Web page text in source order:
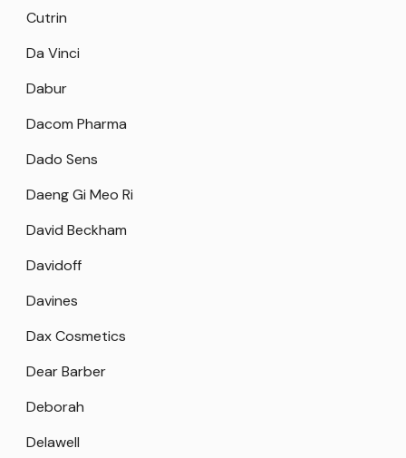
Cutrin
Da Vinci
Dabur
Dacom Pharma
Dado Sens
Daeng Gi Meo Ri
David Beckham
Davidoff
Davines
Dax Cosmetics
Dear Barber
Deborah
Delawell